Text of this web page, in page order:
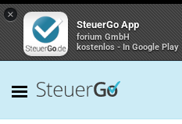
×
SteuerGo App
forium GmbH
kostenlos - In Google Play